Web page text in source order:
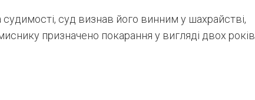
суд визнав його винним у шахрайстві,
призначено покарання у вигляді двох років